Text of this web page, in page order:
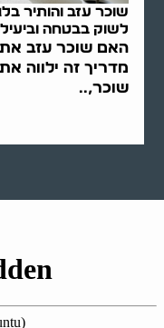
שוכר עזב והותיר
לשוק בבטחה
האם שוכר עזב את
מדריך זה ילווה
שוכר,..